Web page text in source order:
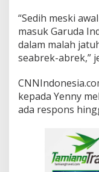
“Sedih meski
masuk Garuda
dalam malah
seabrek-abrek,”
kepada Yenny
ada respons